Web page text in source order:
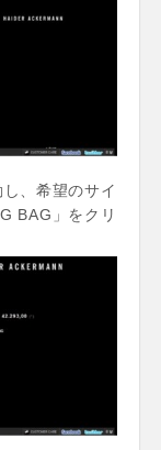
、希望のサイ
BAG」をクリ